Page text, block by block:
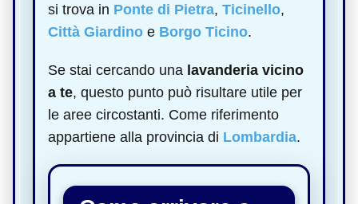
si trova in Ponte di Pietra, Ticinello,
Città Giardino e Borgo Ticino.
Se stai cercando una lavanderia vicino
a te, questo punto può risultare utile per
le aree circostanti. Come riferimento
appartiene alla provincia di Lombardia.